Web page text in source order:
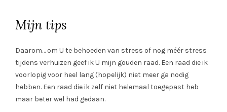
Mijn tips
Daarom… om U te behoeden van stress of nog méér stress
tijdens verhuizen geef ik U mijn gouden raad. Een raad die ik
voorlopig voor heel lang (hopelijk) niet meer ga nodig
hebben. Een raad die ik zelf niet helemaal toegepast heb
maar beter wel had gedaan.